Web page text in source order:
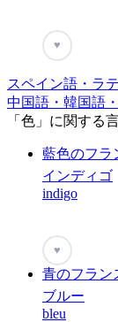
♥
スペイン語・ラ
中国語・韓国語
「色」に関する
藍色のフラ
インディゴ
indigo
♥
青のフラン
ブルー
bleu